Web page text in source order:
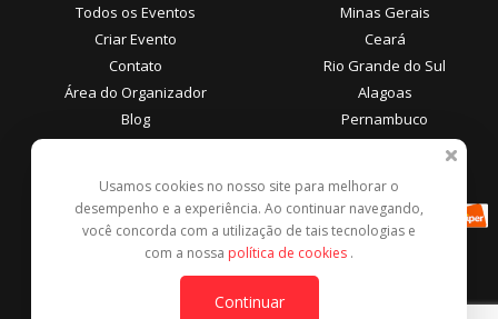
Todos os Eventos
Criar Evento
Contato
Área do Organizador
Blog
Minas Gerais
Ceará
Rio Grande do Sul
Alagoas
Pernambuco
Área do Participante
Central de Ajuda
Denunciar este evento
Formas de Pagamento
Usamos cookies no nosso site para melhorar o
desempenho e a experiência. Ao continuar navegando,
você concorda com a utilização de tais tecnologias e
com a nossa política de cookies .
Continuar